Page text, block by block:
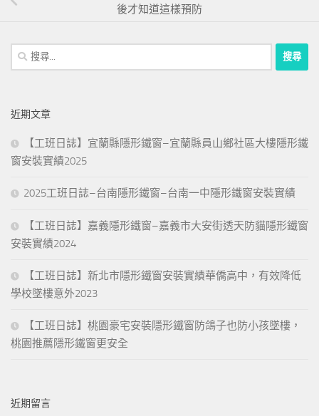
後才知道這樣預防
搜
尋
字:
近期文章
【工班日誌】宜蘭縣隱形鐵窗–宜蘭縣員山鄉社區大樓隱形鐵
窗安裝實績2025
2025工班日誌–台南隱形鐵窗–台南一中隱形鐵窗安裝實績
【工班日誌】嘉義隱形鐵窗–嘉義市大安街透天防貓隱形鐵窗
安裝實績2024
【工班日誌】新北市隱形鐵窗安裝實績華僑高中，有效降低
學校墜樓意外2023
【工班日誌】桃園豪宅安裝隱形鐵窗防鴿子也防小孩墜樓，
桃園推薦隱形鐵窗更安全
近期留言